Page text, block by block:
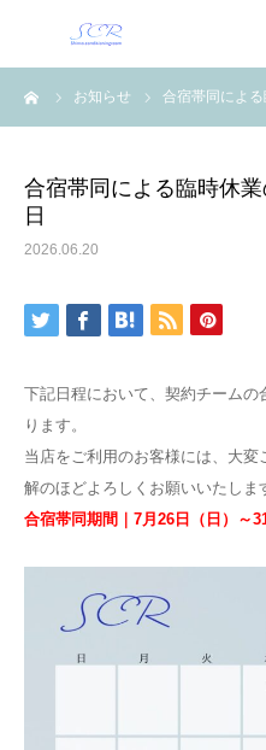
お知らせ 合宿帯同によ
合宿帯同による臨時休
日
2026.06.20
下記日程において、契約チーム
ります。
当店をご利用のお客様には、大
解のほどよろしくお願いいたしま
合宿帯同期間｜7月26日（日）～
トップ
トレーナー紹介
店舗案内
会社紹介
お問い合わせ